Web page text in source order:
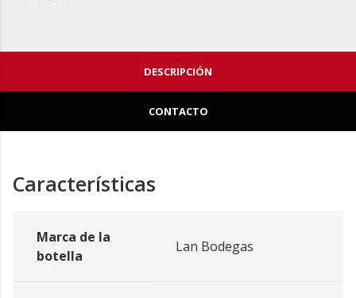
DESCRIPCIÓN
CONTACTO
Características
Marca de la
botella
Lan Bodegas